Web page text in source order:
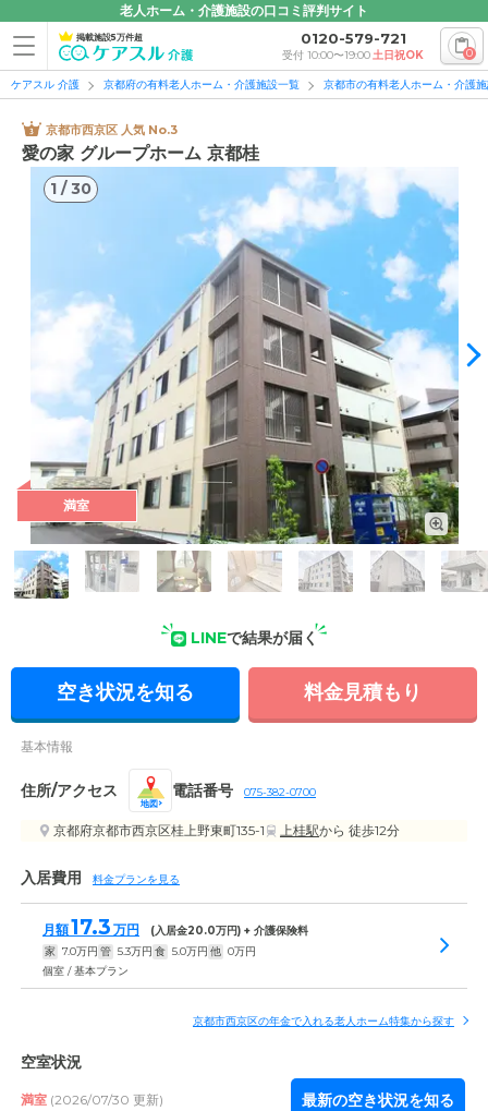
老人ホーム・介護施設の口コミ評判サイト
掲載施設5万件超 0120-579-721
受付 10:00〜19:00土日祝OK 0
ケアスル 介護 京都府の有料老人ホーム・介護施設一覧 京都市の有料老人ホーム・介護
京都市西京区 人気 No.3
愛の家 グループホーム 京都桂
1 /30
外観: 4階建ての外観はマンションのように高級感のあるデザイ
ン。格子や配色にもこだわっています。
満室
LINEで結果が届く
空き状況を知る 料金見積もり
基本情報
住所/アクセス
地図
電話番号 075-382-0700
京都府京都市西京区桂上野東町135-1 上桂駅から 徒歩12分
入居費用 料金プランを見る
月額17.3 万円 (入居金20.0万円) + 介護保険料
家 7.0万円 管 5.3万円 食 5.0万円 他 0万円
個室 / 基本プラン
京都市西京区の年金で入れる老人ホーム特集から探す
空室状況
満室 (2026/07/30 更新) 最新の空き状況を知る